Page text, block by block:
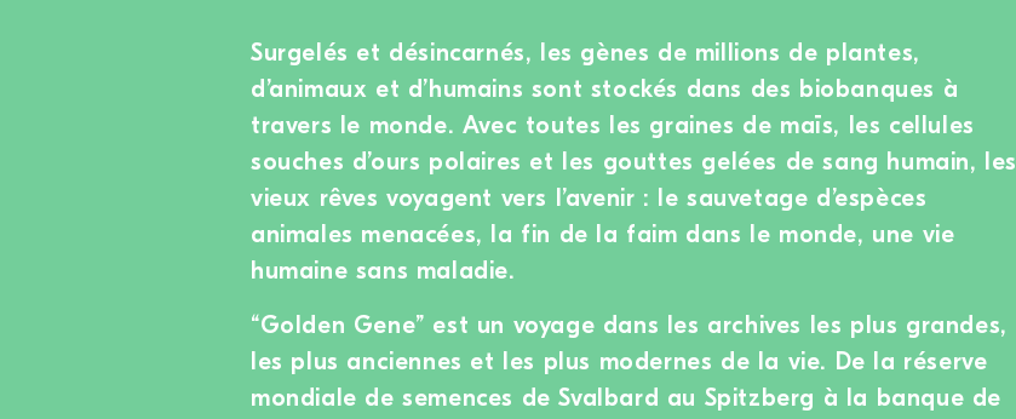
Surgelés et désincarnés, les gènes de millions de plantes,
d’animaux et d’humains sont stockés dans des biobanques à
travers le monde. Avec toutes les graines de maïs, les cellules
souches d’ours polaires et les gouttes gelées de sang humain, les
vieux rêves voyagent vers l’avenir : le sauvetage d’espèces
animales menacées, la fin de la faim dans le monde, une vie
humaine sans maladie.
“Golden Gene” est un voyage dans les archives les plus grandes,
les plus anciennes et les plus modernes de la vie. De la réserve
mondiale de semences de Svalbard au Spitzberg à la banque de